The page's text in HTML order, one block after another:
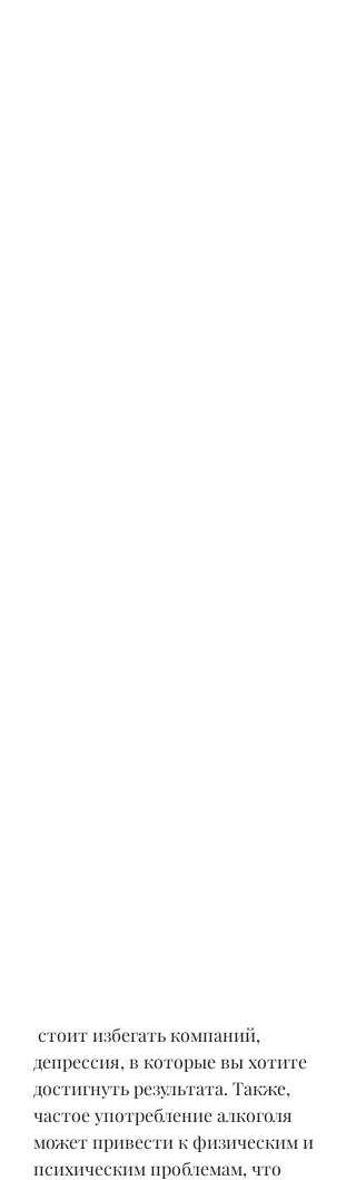
депрессия, в которые вы хотите
достигнуть результата. Также,
частое употребление алкоголя
может привести к физическим и
психическим проблемам, что